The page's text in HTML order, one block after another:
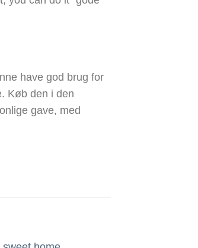
have god brug for
Køb den i den
gave, med